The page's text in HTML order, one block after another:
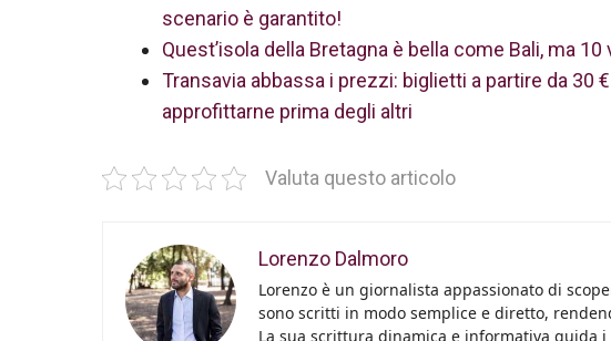
scenario è garantito!
Quest’isola della Bretagna è bella come Bali, ma
Transavia abbassa i prezzi: biglietti a partire da
approfittarne prima degli altri
Valuta questo articolo
Lorenzo Dalmoro
Lorenzo è un giornalista appassionato di
sono scritti in modo semplice e diretto,
La sua scrittura dinamica e informativa guida